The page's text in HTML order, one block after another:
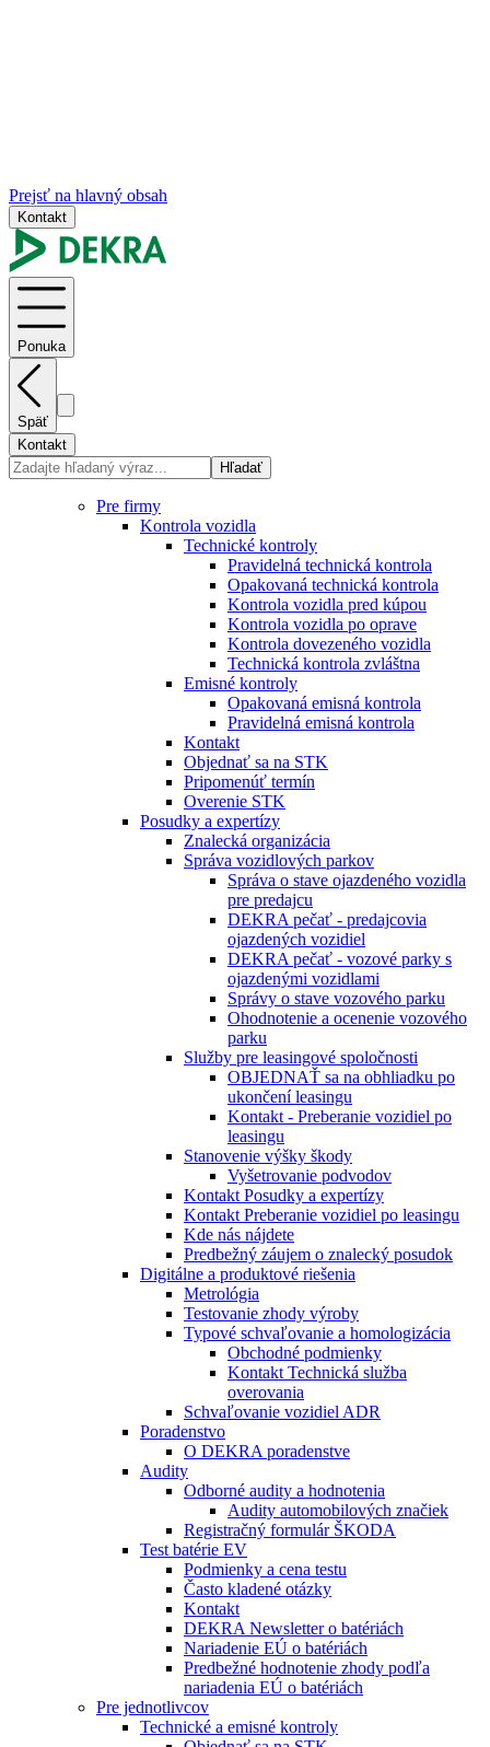
Prejsť na hlavný obsah
Kontakt
Ponuka
Späť
Kontakt
Hľadať
Pre firmy
Kontrola vozidla
Technické kontroly
Pravidelná technická kontrola
Opakovaná technická kontrola
Kontrola vozidla pred kúpou
Kontrola vozidla po oprave
Kontrola dovezeného vozidla
Technická kontrola zvláštna
Emisné kontroly
Opakovaná emisná kontrola
Pravidelná emisná kontrola
Kontakt
Objednať sa na STK
Pripomenúť termín
Overenie STK
Posudky a expertízy
Znalecká organizácia
Správa vozidlových parkov
Správa o stave ojazdeného vozidla
pre predajcu
DEKRA pečať - predajcovia
ojazdených vozidiel
DEKRA pečať - vozové parky s
ojazdenými vozidlami
Správy o stave vozového parku
Ohodnotenie a ocenenie vozového
parku
Služby pre leasingové spoločnosti
OBJEDNAŤ sa na obhliadku po
ukončení leasingu
Kontakt - Preberanie vozidiel po
leasingu
Stanovenie výšky škody
Vyšetrovanie podvodov
Kontakt Posudky a expertízy
Kontakt Preberanie vozidiel po leasingu
Kde nás nájdete
Predbežný záujem o znalecký posudok
Digitálne a produktové riešenia
Metrológia
Testovanie zhody výroby
Typové schvaľovanie a homologizácia
Obchodné podmienky
Kontakt Technická služba
overovania
Schvaľovanie vozidiel ADR
Poradenstvo
O DEKRA poradenstve
Audity
Odborné audity a hodnotenia
Audity automobilových značiek
Registračný formulár ŠKODA
Test batérie EV
Podmienky a cena testu
Často kladené otázky
Kontakt
DEKRA Newsletter o batériách
Nariadenie EÚ o batériách
Predbežné hodnotenie zhody podľa
nariadenia EÚ o batériách
Pre jednotlivcov
Technické a emisné kontroly